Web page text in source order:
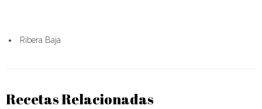
Ribera Baja
Recetas Relacionadas